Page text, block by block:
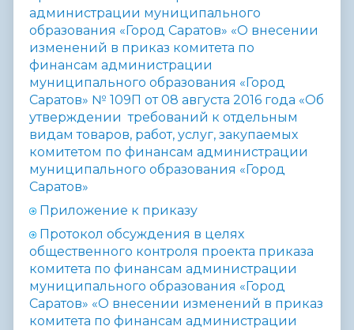
администрации муниципального
образования «Город Саратов» «О внесении
изменений в приказ комитета по
финансам администрации
муниципального образования «Город
Саратов» № 109П от 08 августа 2016 года «Об
утверждении требований к отдельным
видам товаров, работ, услуг, закупаемых
комитетом по финансам администрации
муниципального образования «Город
Саратов»
Приложение к приказу
Протокол обсуждения в целях
общественного контроля проекта приказа
комитета по финансам администрации
муниципального образования «Город
Саратов» «О внесении изменений в приказ
комитета по финансам администрации